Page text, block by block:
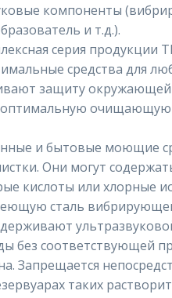
компоненты
и т.д.).
серия продукции
средства для
защиту
оптимальную очищающую
и бытовые моющие
Они могут
кислоты или хлорные
сталь
без соответствующей
Запрещается
таких